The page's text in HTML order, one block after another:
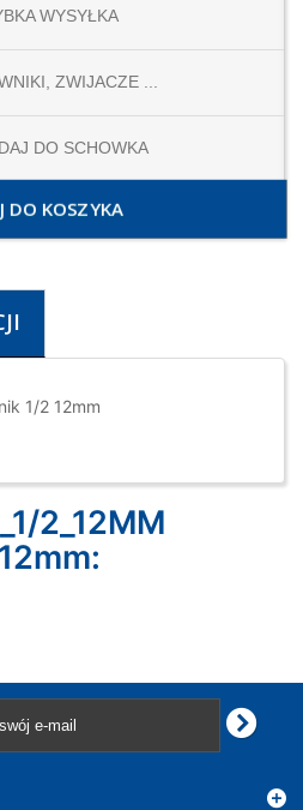
WYSYŁKA
ZWIJACZE ...
DO SCHOWKA
DO KOSZYKA
1/2 12mm
2_12MM